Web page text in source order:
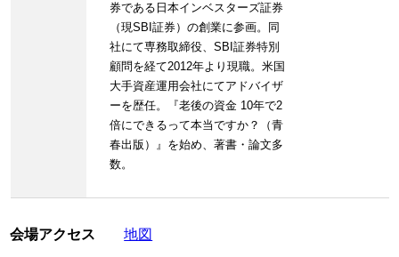
券である日本インベスターズ証券
（現SBI証券）の創業に参画。同
社にて専務取締役、SBI証券特別
顧問を経て2012年より現職。米国
大手資産運用会社にてアドバイザ
ーを歴任。『老後の資金 10年で2
倍にできるって本当ですか？（青
春出版）』を始め、著書・論文多
数。
会場アクセス 地図